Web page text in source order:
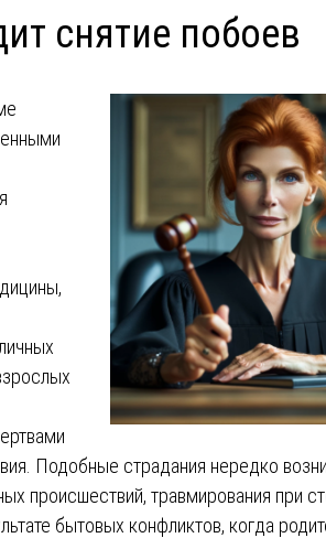
снятие побоев
Подобные страдания нередко
происшествий, травмирования при
бытовых конфликтов, когда